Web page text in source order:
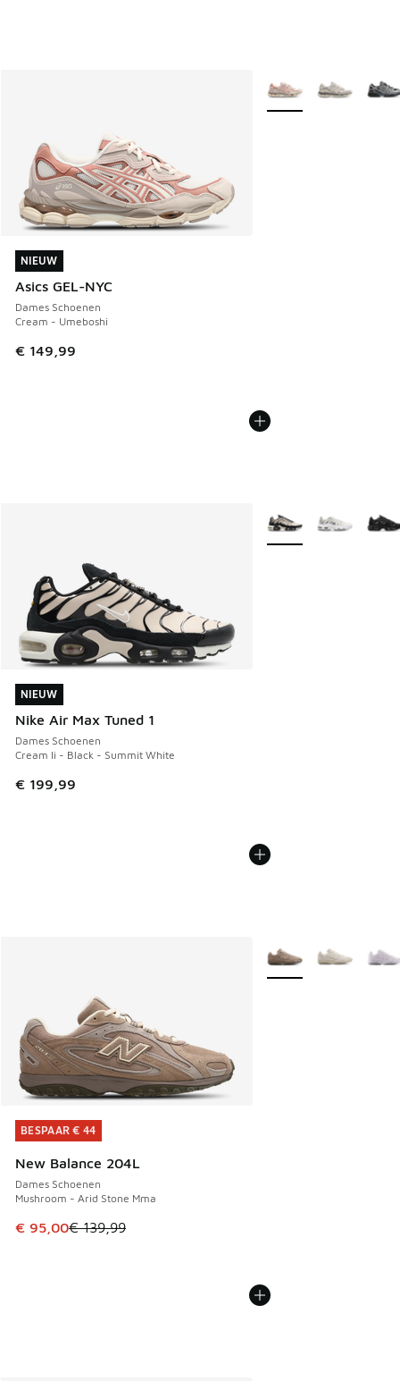
NIEUW
Asics GEL-NYC
Dames Schoenen
Cream - Umeboshi
€ 149,99
NIEUW
Meer kleuren
NIEUW
Nike Air Max Tuned 1
Dames Schoenen
Cream Ii - Black - Summit White
€ 199,99
NIEUW
Meer kleuren
BESPAAR € 44
New Balance 204L
Dames Schoenen
Mushroom - Arid Stone Mma
Dit artikel is in de uitverkoop. Dit artikel is in de
€ 95,00€ 139,99
BESPAAR € 44
Meer kleuren